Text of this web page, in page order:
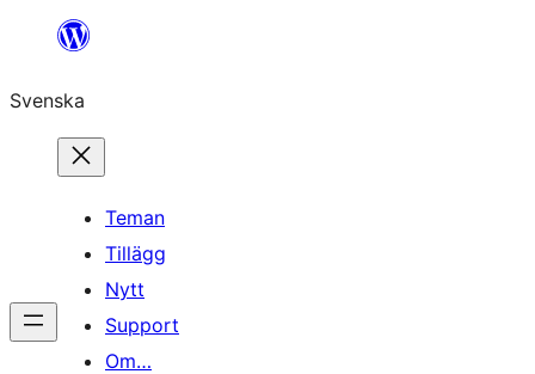
Hoppa
innehåll
Svenska
Teman
Tillägg
Nytt
Support
Om…